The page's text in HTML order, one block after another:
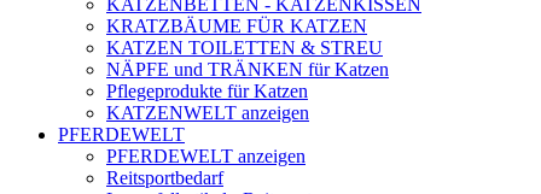
KATZENBETTEN - KATZENKISSEN
KRATZBÄUME FÜR KATZEN
KATZEN TOILETTEN & STREU
NÄPFE und TRÄNKEN für Katzen
Pflegeprodukte für Katzen
KATZENWELT anzeigen
PFERDEWELT
PFERDEWELT anzeigen
Reitsportbedarf